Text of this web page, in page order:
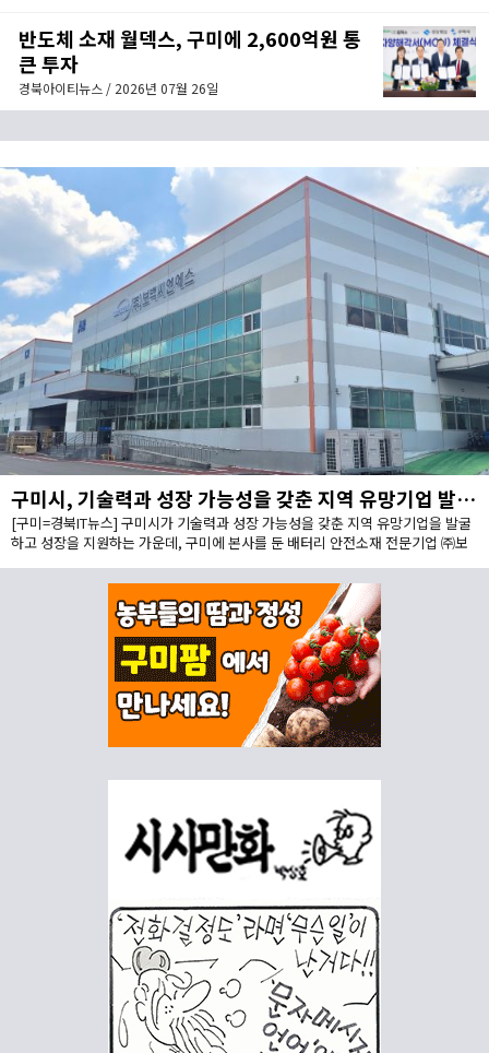
반도체 소재 월덱스, 구미에 2,600억원 통
큰 투자
경북아이티뉴스 / 2026년 07월 26일
구미시, 기술력과 성장 가능성을 갖춘 지역 유망기업 발굴·성장 지원
[구미=경북IT뉴스] 구미시가 기술력과 성장 가능성을 갖춘 지역 유망기업을 발굴
하고 성장을 지원하는 가운데, 구미에 본사를 둔 배터리 안전소재 전문기업 ㈜보
구미에 차세대 배터리 안전소재 양산거점을 구축한다.